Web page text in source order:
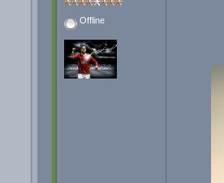
Offline